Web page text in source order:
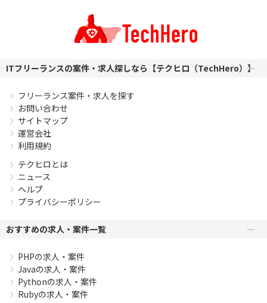
ITフリーランスの案件・求人探しなら【テクヒロ（TechHero）】
フリーランス案件・求人を探す
お問い合わせ
サイトマップ
運営会社
利用規約
テクヒロとは
ニュース
ヘルプ
プライバシーポリシー
おすすめの求人・案件一覧
PHPの求人・案件
Javaの求人・案件
Pythonの求人・案件
Rubyの求人・案件